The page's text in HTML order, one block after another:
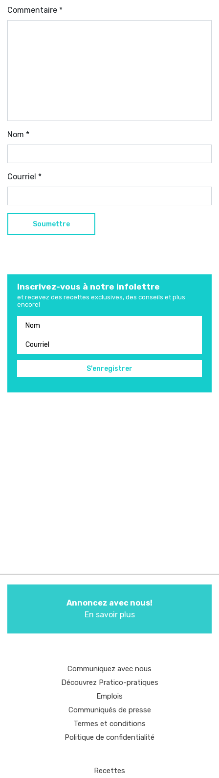
Commentaire *
Nom *
Courriel *
Inscrivez-vous à notre infolettre
et recevez des recettes exclusives, des conseils et plus
encore!
Annoncez avec nous!
En savoir plus
Communiquez avec nous
Découvrez Pratico-pratiques
Emplois
Communiqués de presse
Termes et conditions
Politique de confidentialité
Recettes